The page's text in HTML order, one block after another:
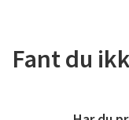
Fant du